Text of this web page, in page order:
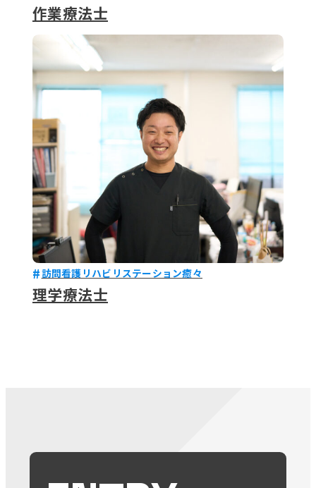
作業療法士
訪問看護リハビリステーション癒々
理学療法士